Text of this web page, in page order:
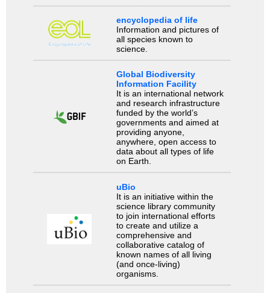
encyclopedia of life
Information and pictures of
all species known to
science.
Global Biodiversity
Information Facility
It is an international network
and research infrastructure
funded by the world’s
governments and aimed at
providing anyone,
anywhere, open access to
data about all types of life
on Earth.
uBio
It is an initiative within the
science library community
to join international efforts
to create and utilize a
comprehensive and
collaborative catalog of
known names of all living
(and once-living)
organisms.